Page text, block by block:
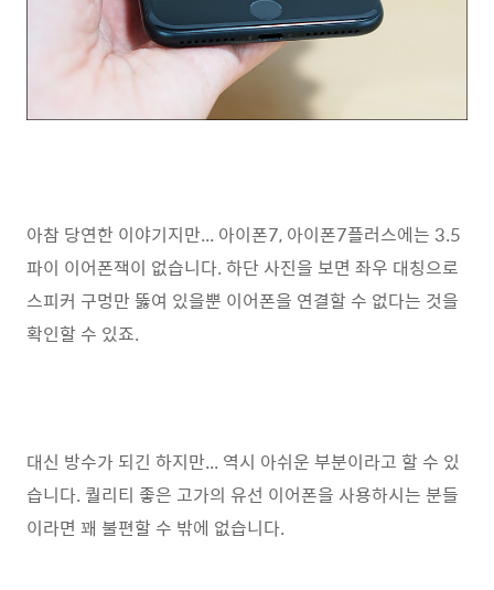
아참 당연한 이야기지만... 아이폰7, 아이폰7플러스에는 3.5
파이 이어폰잭이 없습니다. 하단 사진을 보면 좌우 대칭으로
스피커 구멍만 뚫여 있을뿐 이어폰을 연결할 수 없다는 것을
확인할 수 있죠.
대신 방수가 되긴 하지만... 역시 아쉬운 부분이라고 할 수 있
습니다. 퀄리티 좋은 고가의 유선 이어폰을 사용하시는 분들
이라면 꽤 불편할 수 밖에 없습니다.